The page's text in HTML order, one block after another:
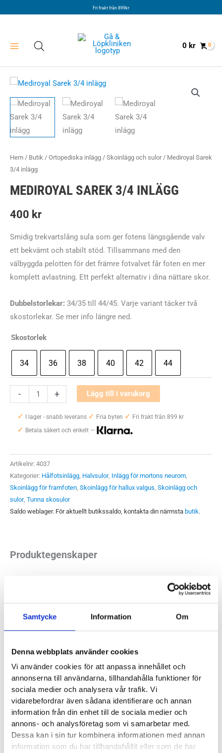
Samtycke Information Om
Denna webbplats använder cookies
Vi använder cookies för att anpassa innehållet och
annonserna till användarna, tillhandahålla funktioner för
sociala medier och analysera vår trafik. Vi
vidarebefordrar även sådana identifierare och annan
information från din enhet till de sociala medier och
annons- och analysföretag som vi samarbetar med.
Dessa kan i sin tur kombinera informationen med annan
information som du har tillhandahållit eller som de har
Fri frakt från 899kr
0 kr
Hem / Butik / Ortopediska inlägg / Skoinlägg och sulor/ Mediroyal Sarek
3/4 inlägg
MEDIROYAL SAREK 3/4 INLÄGG
400 kr
Smidig trekvartslång sula som ger fotens längsgående valv
ett bekvämt och stabilt stöd. Tillsammans med den
välbyggda pelotten för det främre fotvalvet får foten en mer
komplett avlastning. Ett perfekt alternativ i dina nättare skor.
Dubbelstorlekar: 34/35 till 44/45. Varje variant täcker två
skostorlekar. Se mer info längre ned.
Skostorlek
34 36 38 40 42 44
-
Mediroyal
Sarek
3/4
inlägg
+ Lägg till i varukorg
✓ I lager - snabb leverans ✓ Fria byten ✓ Fri frakt från 899 kr
✓ Betala säkert och enkelt —
Artikelnr: 4037
Kategorier: Hålfotsinlägg Halvsulor, Inlägg för mortons neurom
Skoinlägg för framfoten Skoinlägg för hallux valgus Skoinlägg och
sulor, Tunna skosulor
Saldo weblager. För aktuellt butikssaldo, kontakta din närmsta butik.
Produktegenskaper
Mediroyal Sarek är en trekvartslång sula som ger fotens
längsgående valv, hålfoten, ett bekvämt och stabilt stöd. En
välbyggd pelott med komfortabel dämpning för stöd av det
passar i de allra flesta skor. Vi rekommenderar den här till
vardagsskor, dressade skor samt skor med lite klack där
utrymmet i skorna är begränsat. Slipp ömhet i fötterna när du
går omkring i dina nättare skor. Med det här inlägget kommer
du känna en klart bättre komfort och avlastning för hela
Dubbelstorlekar: